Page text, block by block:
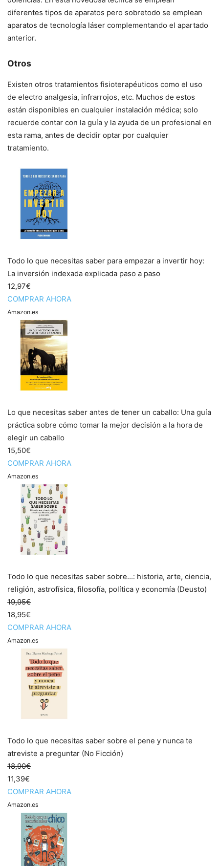
diferentes tipos de aparatos pero sobretodo se emplean
aparatos de tecnología láser complementando el apartado
anterior.
Otros
Existen otros tratamientos fisioterapéuticos como el uso
de electro analgesia, infrarrojos, etc. Muchos de estos
están disponibles en cualquier instalación médica; solo
recuerde contar con la guía y la ayuda de un profesional en
esta rama, antes de decidir optar por cualquier
tratamiento.
Todo lo que necesitas saber para empezar a invertir hoy:
La inversión indexada explicada paso a paso
12,97€
COMPRAR AHORA
Amazon.es
Lo que necesitas saber antes de tener un caballo: Una guía
práctica sobre cómo tomar la mejor decisión a la hora de
elegir un caballo
15,50€
COMPRAR AHORA
Amazon.es
Todo lo que necesitas saber sobre...: historia, arte, ciencia,
religión, astrofísica, filosofía, política y economía (Deusto)
19,95€
18,95€
COMPRAR AHORA
Amazon.es
Todo lo que necesitas saber sobre el pene y nunca te
atreviste a preguntar (No Ficción)
18,90€
11,39€
COMPRAR AHORA
Amazon.es